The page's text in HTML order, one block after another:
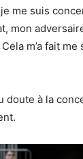
me suis
mon
m’a fait
doute à la